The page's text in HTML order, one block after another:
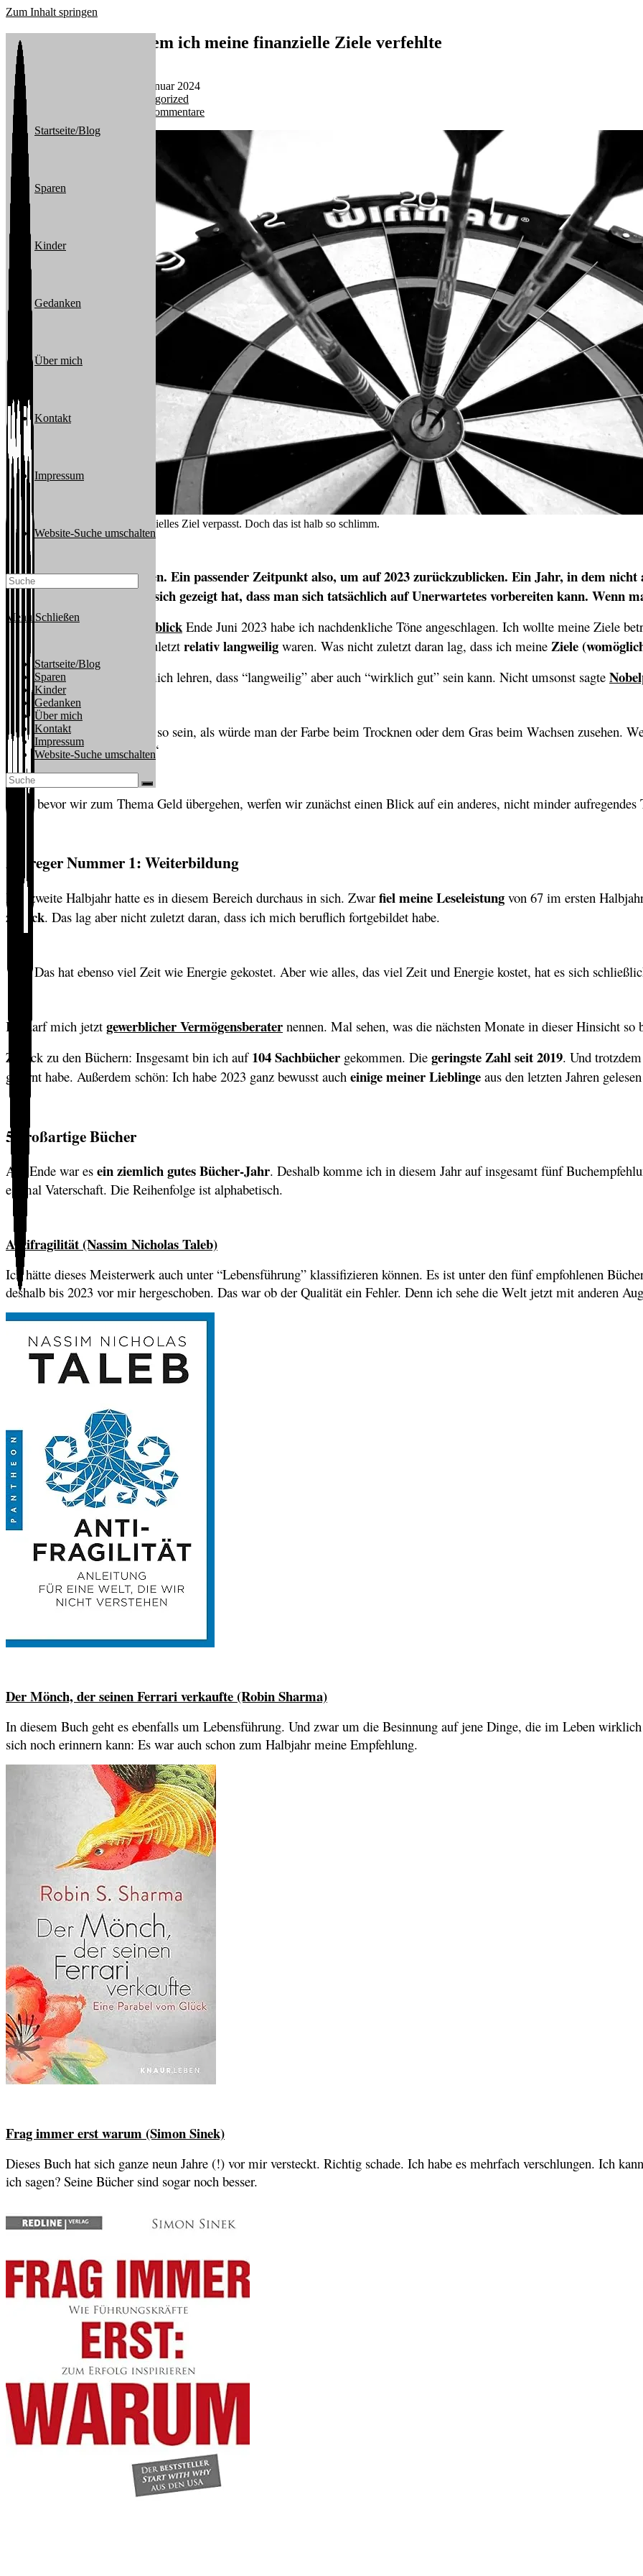
Zum Inhalt springen
Startseite/Blog
Sparen
Kinder
Gedanken
Über mich
Kontakt
Impressum
Website-Suche umschalten
Menü Schließen
Startseite/Blog
Sparen
Kinder
Gedanken
Über mich
Kontakt
Impressum
Website-Suche umschalten
2023: Das Jahr, in dem ich meine finanzielle Ziele verfehlte
4. Januar 2024
Uncategorized
0 Kommentare
2023 wurde meinen finanzielles Ziel verpasst. Doch das ist halb so schlimm.
Das neue Jahr hat begonnen. Ein passender Zeitpunkt also, um auf 2023 zurückzublicken. Ein Jahr, in dem
auch ein Jahr, in welchem sich gezeigt hat, dass man sich tatsächlich auf Unerwartetes vorbereiten kann. Wenn
In meinemHalbjahresrückblick Ende Juni 2023 habe ich nachdenkliche Töne angeschlagen. Ich wollte meine Ziele
halbjährlichen Rückblicke zuletzt relativ langweilig waren. Was nicht zuletzt daran lag, dass ich meine Ziele
Das zweite Halbjahr sollte mich lehren, dass “langweilig” aber auch “wirklich gut” sein kann. Nicht umsonst sagte
„Investieren sollte eher so sein, als würde man der Farbe beim Trocknen oder dem Gras beim Wachsen zusehen.
damit nach Las Vegas.“
Doch bevor wir zum Thema Geld übergehen, werfen wir zunächst einen Blick auf ein anderes, nicht minder aufregendes
Aufreger Nummer 1: Weiterbildung
Das zweite Halbjahr hatte es in diesem Bereich durchaus in sich. Zwar fiel meine Leseleistung von 67 im ersten
zurück. Das lag aber nicht zuletzt daran, dass ich mich beruflich fortgebildet habe.
Das hat ebenso viel Zeit wie Energie gekostet. Aber wie alles, das viel Zeit und Energie kostet, hat es sich
Ich darf mich jetzt gewerblicher Vermögensberater nennen. Mal sehen, was die nächsten Monate in dieser Hinsicht so
Zurück zu den Büchern: Insgesamt bin ich auf 104 Sachbücher gekommen. Die geringste Zahl seit 2019. Und
gelernt habe. Außerdem schön: Ich habe 2023 ganz bewusst auch einige meiner Lieblinge aus den letzten Jahren
5 großartige Bücher
Am Ende war es ein ziemlich gutes Bücher-Jahr. Deshalb komme ich in diesem Jahr auf insgesamt fünf
einmal Vaterschaft. Die Reihenfolge ist alphabetisch.
Antifragilität (Nassim Nicholas Taleb)
Ich hätte dieses Meisterwerk auch unter “Lebensführung” klassifizieren können. Es ist unter den fünf empfohlenen
deshalb bis 2023 vor mir hergeschoben. Das war ob der Qualität ein Fehler. Denn ich sehe die Welt jetzt mit anderen
Der Mönch, der seinen Ferrari verkaufte (Robin Sharma)
In diesem Buch geht es ebenfalls um Lebensführung. Und zwar um die Besinnung auf jene Dinge, die im Leben
sich noch erinnern kann: Es war auch schon zum Halbjahr meine Empfehlung.
Frag immer erst warum (Simon Sinek)
Dieses Buch hat sich ganze neun Jahre (!) vor mir versteckt. Richtig schade. Ich habe es mehrfach verschlungen. Ich
ich sagen? Seine Bücher sind sogar noch besser.